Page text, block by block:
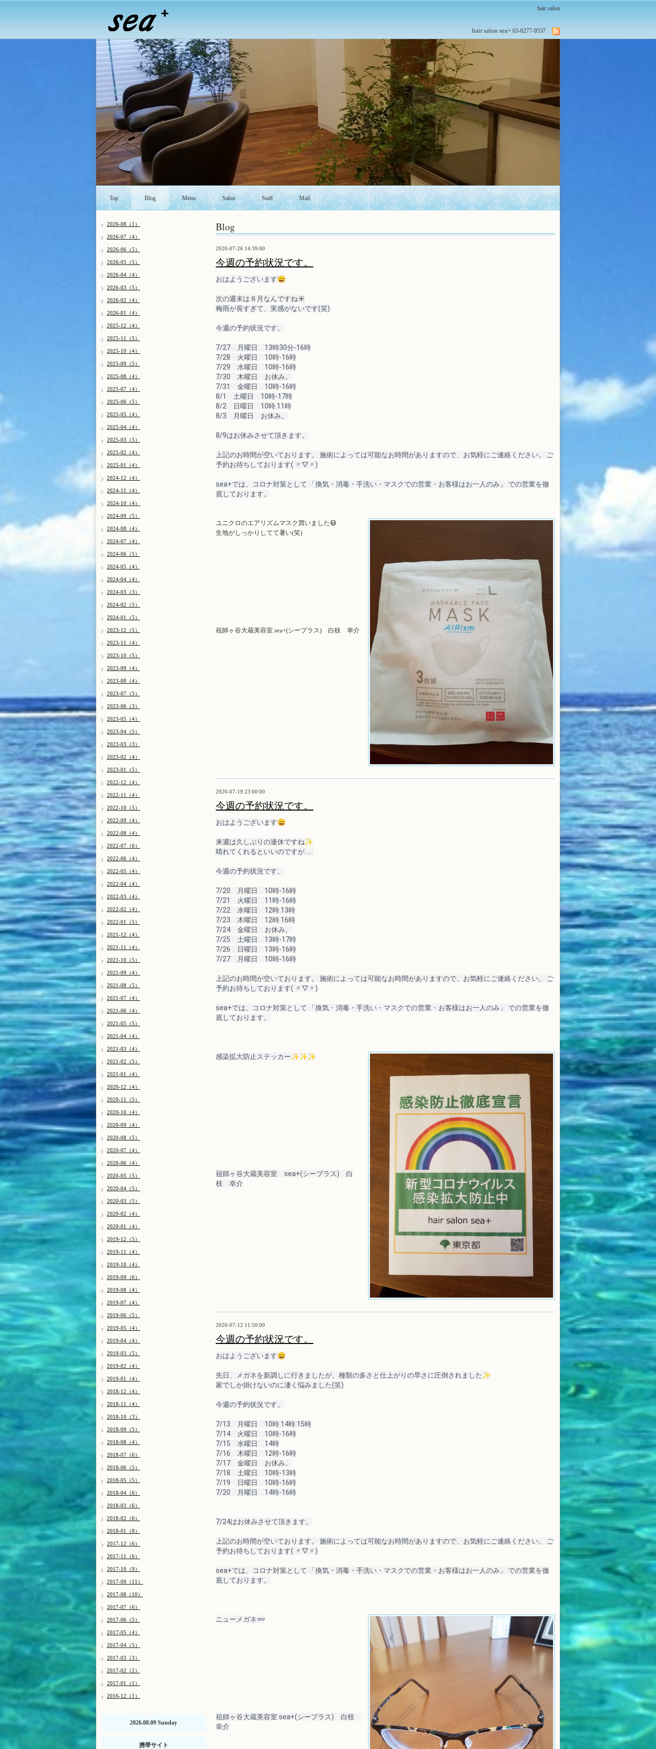
hair salon
hair salon sea+ 03-6277-9537
Top Blog Menu Salon Staff Mail
Blog
2020-07-26 14:39:00
今週の予約状況です。
おはようございます😄
次の週末は８月なんですね☀️
梅雨が長すぎて、実感がないです(笑)
今週の予約状況です。
7/27　月曜日　13時30分-16時
7/28　火曜日　10時-16時
7/29　水曜日　10時-16時
7/30　木曜日　お休み。
7/31　金曜日　10時-16時
8/1　土曜日　10時-17時
8/2　日曜日　10時.11時
8/3　月曜日　お休み。
8/9はお休みさせて頂きます。
上記のお時間が空いております。 施術によっては可能なお時間がありますので、お気軽にご連絡ください。 ご
予約お待ちしております( 〃▽〃)
sea+では、コロナ対策として 「換気・消毒・手洗い・マスクでの営業・お客様はお一人のみ」 での営業を徹
底しております。
ユニクロのエアリズムマスク買いました😷
生地がしっかりしてて暑い(笑)
祖師ヶ谷大蔵美容室 sea+(シープラス) 白枝 幸介
2020-07-19 23:00:00
今週の予約状況です。
おはようございます😄
来週は久しぶりの連休ですね✨
晴れてくれるといいのですが……
今週の予約状況です。
7/20　月曜日　10時-16時
7/21　火曜日　11時-16時
7/22　水曜日　12時.13時
7/23　木曜日　12時.16時
7/24　金曜日　お休み。
7/25　土曜日　13時-17時
7/26　日曜日　13時-16時
7/27　月曜日　10時-16時
上記のお時間が空いております。 施術によっては可能なお時間がありますので、お気軽にご連絡ください。 ご
予約お待ちしております( 〃▽〃)
sea+では、コロナ対策として 「換気・消毒・手洗い・マスクでの営業・お客様はお一人のみ」 での営業を徹
底しております。
感染拡大防止ステッカー✨✨✨
祖師ヶ谷大蔵美容室　sea+(シープラス)　白
枝　幸介
2020-07-12 11:50:00
今週の予約状況です。
おはようございます😄
先日、メガネを新調しに行きましたが、種類の多さと仕上がりの早さに圧倒されました✨
家でしか掛けないのに凄く悩みました(笑)
今週の予約状況です。
7/13　月曜日　10時.14時.15時
7/14　火曜日　10時-16時
7/15　水曜日　14時
7/16　木曜日　12時-16時
7/17　金曜日　お休み。
7/18　土曜日　10時-13時
7/19　日曜日　10時-16時
7/20　月曜日　14時-16時
7/24はお休みさせて頂きます。
上記のお時間が空いております。 施術によっては可能なお時間がありますので、お気軽にご連絡ください。 ご
予約お待ちしております( 〃▽〃)
sea+では、コロナ対策として 「換気・消毒・手洗い・マスクでの営業・お客様はお一人のみ」 での営業を徹
底しております。
ニューメガネ👓
祖師ヶ谷大蔵美容室 sea+(シープラス)　白枝
幸介
2026-08（1）
2026-07（4）
2026-06（5）
2026-05（5）
2026-04（4）
2026-03（5）
2026-02（4）
2026-01（4）
2025-12（4）
2025-11（5）
2025-10（4）
2025-09（5）
2025-08（4）
2025-07（4）
2025-06（5）
2025-05（4）
2025-04（4）
2025-03（5）
2025-02（4）
2025-01（4）
2024-12（4）
2024-11（4）
2024-10（4）
2024-09（5）
2024-08（4）
2024-07（4）
2024-06（5）
2024-05（4）
2024-04（4）
2024-03（3）
2024-02（5）
2024-01（5）
2023-12（5）
2023-11（4）
2023-10（5）
2023-09（4）
2023-08（4）
2023-07（5）
2023-06（3）
2023-05（4）
2023-04（5）
2023-03（3）
2023-02（4）
2023-01（5）
2022-12（4）
2022-11（4）
2022-10（5）
2022-09（4）
2022-08（4）
2022-07（6）
2022-06（4）
2022-05（4）
2022-04（4）
2022-03（4）
2022-02（4）
2022-01（5）
2021-12（4）
2021-11（4）
2021-10（5）
2021-09（4）
2021-08（5）
2021-07（4）
2021-06（4）
2021-05（5）
2021-04（4）
2021-03（4）
2021-02（5）
2021-01（4）
2020-12（4）
2020-11（5）
2020-10（4）
2020-09（4）
2020-08（5）
2020-07（4）
2020-06（4）
2020-05（5）
2020-04（5）
2020-03（5）
2020-02（4）
2020-01（4）
2019-12（5）
2019-11（4）
2019-10（4）
2019-09（6）
2019-08（4）
2019-07（4）
2019-06（5）
2019-05（4）
2019-04（4）
2019-03（5）
2019-02（4）
2019-01（4）
2018-12（4）
2018-11（4）
2018-10（3）
2018-09（5）
2018-08（4）
2018-07（6）
2018-06（5）
2018-05（5）
2018-04（6）
2018-03（6）
2018-02（6）
2018-01（8）
2017-12（6）
2017-11（6）
2017-10（9）
2017-09（11）
2017-08（10）
2017-07（6）
2017-06（5）
2017-05（4）
2017-04（5）
2017-03（3）
2017-02（2）
2017-01（1）
2016-12（1）
2026.08.09 Sunday
携帯サイト